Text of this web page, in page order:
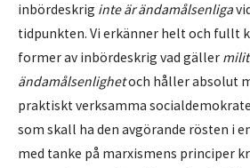
inbördeskrig inte är ändamålsenliga
tidpunkten. Vi erkänner helt och fullt
former av inbördeskrig vad gäller
ändamålsenlighetoch håller absolut
praktiskt verksamma
som skall ha den avgörande rösten i
med tanke på marxismens principer